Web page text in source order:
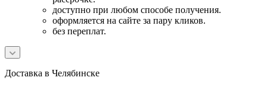
доступно при любом способе получения.
оформляется на сайте за пару кликов.
без переплат.
Доставка в Челябинске